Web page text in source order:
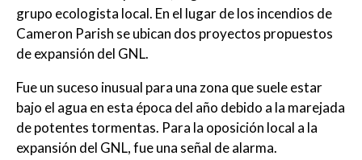
grupo ecologista local. En el lugar de los incendios de
Cameron Parish se ubican dos proyectos propuestos
de expansión del GNL.
Fue un suceso inusual para una zona que suele estar
bajo el agua en esta época del año debido a la marejada
de potentes tormentas. Para la oposición local a la
expansión del GNL, fue una señal de alarma.